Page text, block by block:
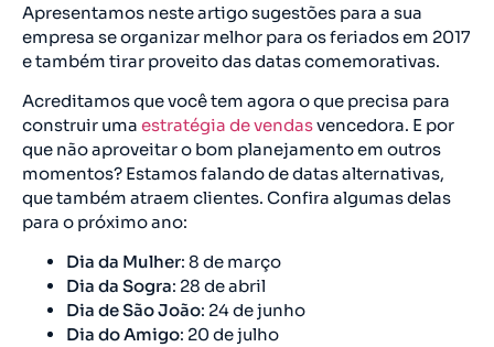
Apresentamos neste artigo sugestões para a sua
empresa se organizar melhor para os feriados em 2017
e também tirar proveito das datas comemorativas.
Acreditamos que você tem agora o que precisa para
construir uma estratégia de vendasvencedora. E por
que não aproveitar o bom planejamento em outros
momentos? Estamos falando de datas alternativas,
que também atraem clientes. Confira algumas delas
para o próximo ano:
Dia da Mulher: 8 de março
Dia da Sogra: 28 de abril
Dia de São João: 24 de junho
Dia do Amigo: 20 de julho